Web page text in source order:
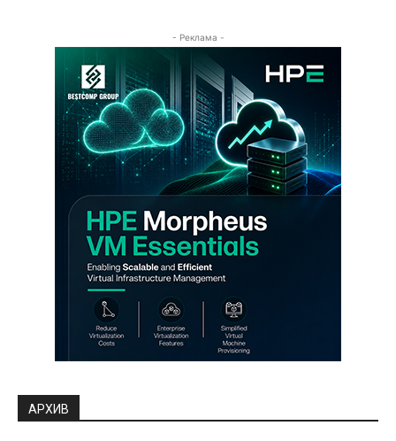
- Реклама -
АРХИВ